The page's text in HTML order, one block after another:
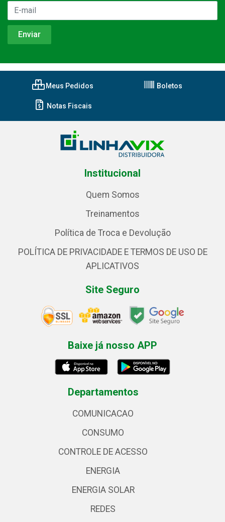
Meus Pedidos Boletos
Notas Fiscais
Institucional
Quem Somos
Treinamentos
Política de Troca e Devolução
POLÍTICA DE PRIVACIDADE E TERMOS DE USO DE
APLICATIVOS
Site Seguro
Baixe já nosso APP
Departamentos
COMUNICACAO
CONSUMO
CONTROLE DE ACESSO
ENERGIA
ENERGIA SOLAR
REDES